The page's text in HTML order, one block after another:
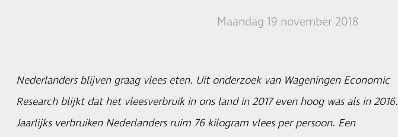
Maandag 19 november 2018
Nederlanders blijven graag vlees eten. Uit onderzoek van Wageningen Economic
Research blijkt dat het vleesverbruik in ons land in 2017 even hoog was als in 2016.
Jaarlijks verbruiken Nederlanders ruim 76 kilogram vlees per persoon. Een